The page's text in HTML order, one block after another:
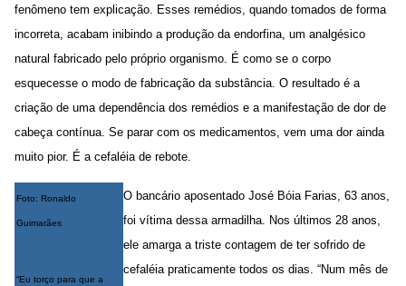
fenômeno tem explicação. Esses remédios, quando tomados de forma
incorreta, acabam inibindo a produção da endorfina, um analgésico
natural fabricado pelo próprio organismo. É como se o corpo
esquecesse o modo de fabricação da substância. O resultado é a
criação de uma dependência dos remédios e a manifestação de dor de
cabeça contínua. Se parar com os medicamentos, vem uma dor ainda
muito pior. É a cefaléia de rebote.
Foto: Ronaldo
Guimarães
“Eu torço para que a
O bancário aposentado José Bóia Farias, 63 anos,
foi vítima dessa armadilha. Nos últimos 28 anos,
ele amarga a triste contagem de ter sofrido de
cefaléia praticamente todos os dias. “Num mês de